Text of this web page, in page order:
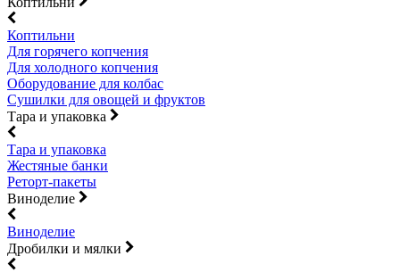
Коптильни
Для горячего копчения
Для холодного копчения
Оборудование для колбас
Сушилки для овощей и фруктов
Тара и упаковка
Тара и упаковка
Жестяные банки
Реторт-пакеты
Виноделие
Виноделие
Дробилки и мялки